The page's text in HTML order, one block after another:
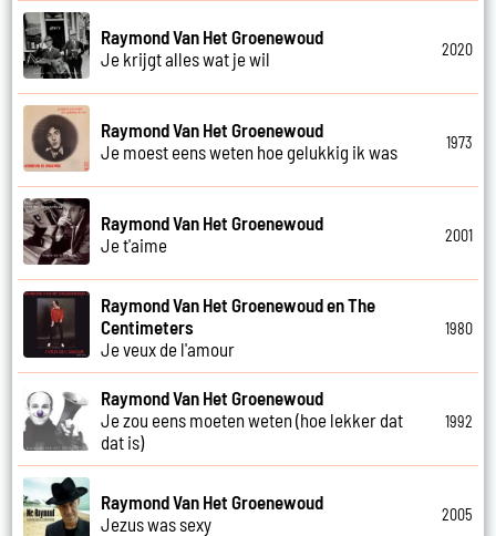
Raymond Van Het Groenewoud
Je krijgt alles wat je wil
2020
Raymond Van Het Groenewoud
Je moest eens weten hoe gelukkig ik was
1973
Raymond Van Het Groenewoud
Je t'aime
2001
Raymond Van Het Groenewoud en The
Centimeters
Je veux de l'amour
1980
Raymond Van Het Groenewoud
Je zou eens moeten weten (hoe lekker dat
dat is)
1992
Raymond Van Het Groenewoud
Jezus was sexy
2005